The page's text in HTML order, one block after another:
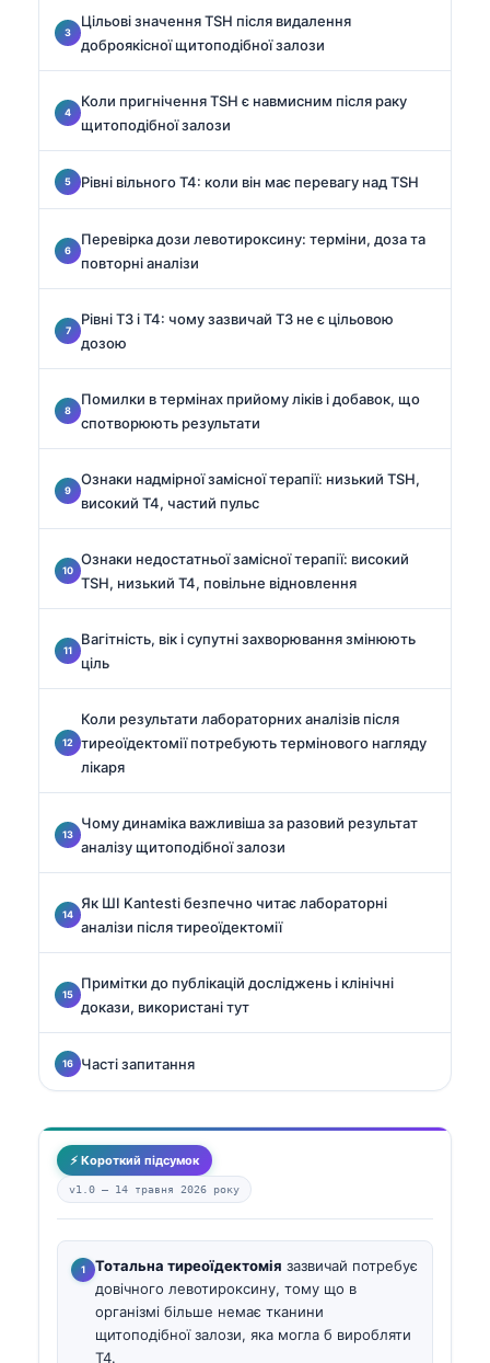
Цільові значення TSH після видалення
доброякісної щитоподібної залози
Коли пригнічення TSH є навмисним після раку
щитоподібної залози
Рівні вільного T4: коли він має перевагу над TSH
Перевірка дози левотироксину: терміни, доза та
повторні аналізи
Рівні T3 і T4: чому зазвичай T3 не є цільовою
дозою
Помилки в термінах прийому ліків і добавок, що
спотворюють результати
Ознаки надмірної замісної терапії: низький TSH,
високий T4, частий пульс
Ознаки недостатньої замісної терапії: високий
TSH, низький T4, повільне відновлення
Вагітність, вік і супутні захворювання змінюють
ціль
Коли результати лабораторних аналізів після
тиреоїдектомії потребують термінового нагляду
лікаря
Чому динаміка важливіша за разовий результат
аналізу щитоподібної залози
Як ШІ Kantesti безпечно читає лабораторні
аналізи після тиреоїдектомії
Примітки до публікацій досліджень і клінічні
докази, використані тут
Часті запитання
⚡ Короткий підсумок
v1.0 — 14 травня 2026 року
Тотальна тиреоїдектомія зазвичай потребує
довічного левотироксину, тому що в
організмі більше немає тканини
щитоподібної залози, яка могла б виробляти
T4.